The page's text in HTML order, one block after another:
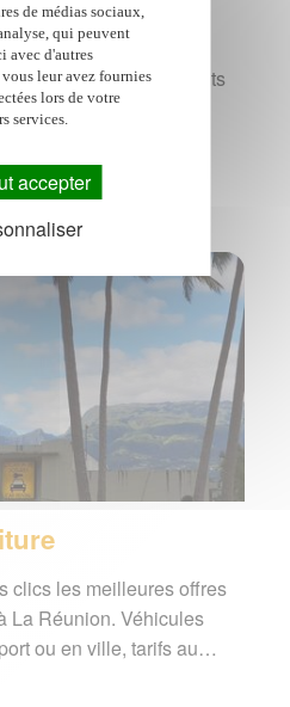
Réunion
nombreux hébergements
de voyage. Hôtels en
d'hôtes, gîtes de
clics les meilleures offres
La Réunion. Véhicules
ou en ville, tarifs au…
de médias sociaux,
qui peuvent
avec d'autres
leur avez fournies
lors de votre
services.
accepter